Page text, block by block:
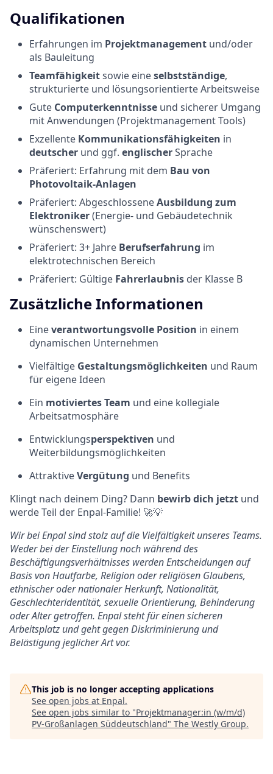
Qualifikationen
Erfahrungen im Projektmanagement und/oder
als Bauleitung
Teamfähigkeitsowie eineselbstständige,
strukturierte und lösungsorientierte Arbeitsweise
Gute Computerkenntnisse und sicherer Umgang
mit Anwendungen (Projektmanagement Tools)
Exzellente Kommunikationsfähigkeiten in
deutscher und ggf. englischerSprache
Präferiert: Erfahrung mit dem Bau von
Photovoltaik-Anlagen
Präferiert: AbgeschlosseneAusbildung zum
Elektroniker(Energie- und Gebäudetechnik
wünschenswert)
Präferiert: 3+ Jahre Berufserfahrung im
elektrotechnischen Bereich
Präferiert: Gültige Fahrerlaubnis der Klasse B
Zusätzliche Informationen
Eineverantwortungsvolle Position in einem
dynamischen Unternehmen
Vielfältige Gestaltungsmöglichkeiten und Raum
für eigene Ideen
Ein motiviertes Team und eine kollegiale
Arbeitsatmosphäre
Entwicklungsperspektiven und
Weiterbildungsmöglichkeiten
AttraktiveVergütung und Benefits
Klingt nach deinem Ding? Dann bewirb dich jetzt und
werde Teil der Enpal-Familie! 🚀💡
Wir bei Enpal sind stolz auf die Vielfältigkeit unseres Teams.
Weder bei der Einstellung noch während des
Beschäftigungsverhältnisses werden Entscheidungen auf
Basis von Hautfarbe, Religion oder religiösen Glaubens,
ethnischer oder nationaler Herkunft, Nationalität,
Geschlechteridentität, sexuelle Orientierung, Behinderung
oder Alter getroffen. Enpal steht für einen sicheren
Arbeitsplatz und geht gegen Diskriminierung und
Belästigung jeglicher Art vor.
This job is no longer accepting applications
See open jobs at Enpal.
See open jobs similar to "Projektmanager:in (w/m/d)
PV-Großanlagen Süddeutschland" The Westly Group.